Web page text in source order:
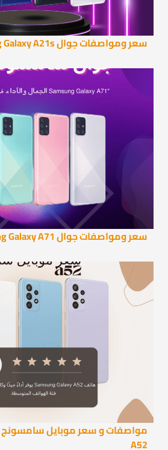
سعر ومواصفات جوال Samsung Galaxy A21s
سعر ومواصفات جوال Samsung Galaxy A71
A52